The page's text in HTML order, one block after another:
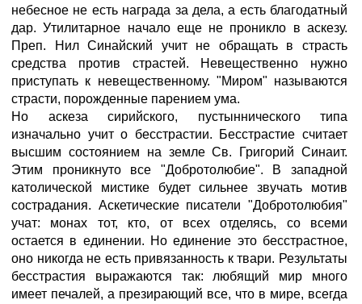
небесное не есть награда за дела, а есть благодатный
дар. Утилитарное начало еще не проникло в аскезу.
Преп. Нил Синайский учит не обращать в страсть
средства против страстей. Невещественно нужно
приступать к невещественному. "Миром" называются
страсти, порожденные парением ума.
Но аскеза сирийского, пустыннического типа
изначально учит о бесстрастии. Бесстрастие считает
высшим состоянием на земле Св. Григорий Синаит.
Этим проникнуто все "Добротолюбие". В западной
католической мистике будет сильнее звучать мотив
сострадания. Аскетические писатели "Добротолюбия"
учат: монах тот, кто, от всех отделясь, со всеми
остается в единении. Но единение это бесстрастное,
оно никогда не есть привязанность к твари. Результаты
бесстрастия выражаются так: любящий мир много
имеет печалей, а презирающий все, что в мире, всегда